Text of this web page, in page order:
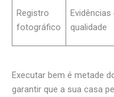
Registro
fotográfico
qualidade
Executar bem é metade
garantir que a sua casa